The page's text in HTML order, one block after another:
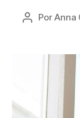
PorAnna